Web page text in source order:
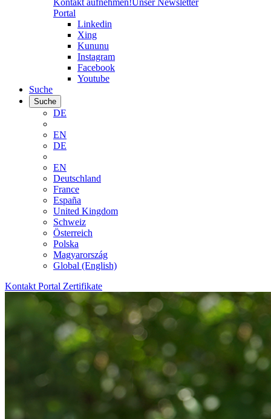
Kontakt aufnehmen!Unser Newsletter
Portal
Linkedin
Xing
Kununu
Instagram
Facebook
Youtube
Suche
Suche
DE
EN
DE
EN
Deutschland
France
España
United Kingdom
Schweiz
Österreich
Polska
Magyarország
Global (English)
Kontakt Portal Zertifikate